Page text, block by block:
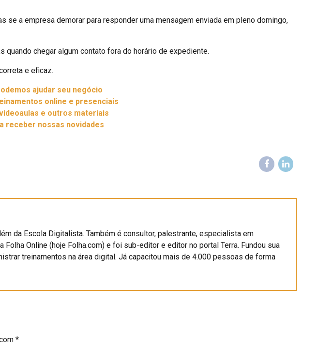
a empresa demorar para responder uma mensagem enviada em pleno domingo,
chegar algum contato fora do horário de expediente.
e eficaz.
ajudar seu negócio
online e presenciais
e outros materiais
receber nossas novidades
da Escola Digitalista. Também é consultor, palestrante, especialista em
Online (hoje Folha.com) e foi sub-editor e editor no portal Terra. Fundou sua
treinamentos na área digital. Já capacitou mais de 4.000 pessoas de forma
*